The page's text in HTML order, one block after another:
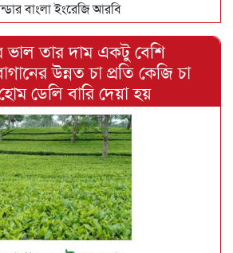
তার দাম একটু বেশি
উন্নত চা প্রতি কেজি চা
ডেলি বারি দেয়া হয়